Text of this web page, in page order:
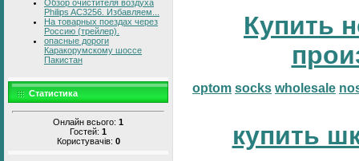
Обзор очистителя воздуха
Philips AC3256. Избавляем...
На товарных поездах через
Россию (трейлер).
опасные дороги
Каракорумскому шоссе
Пакистан
Статистика
Онлайн всього: 1
Гостей: 1
Користувачів: 0
Купить
optom socks wholesale
купить